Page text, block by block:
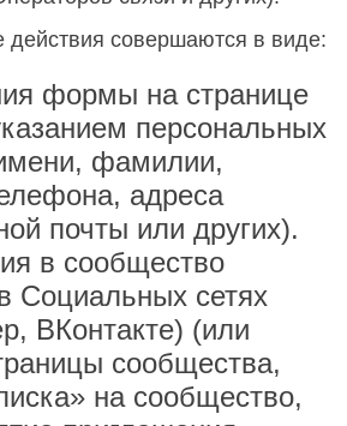
действия совершаются в виде:
формы на странице
персональных
фамилии,
адреса
почты или других).
в сообщество
Социальных сетях
ВКонтакте) (или
сообщества,
на сообщество,